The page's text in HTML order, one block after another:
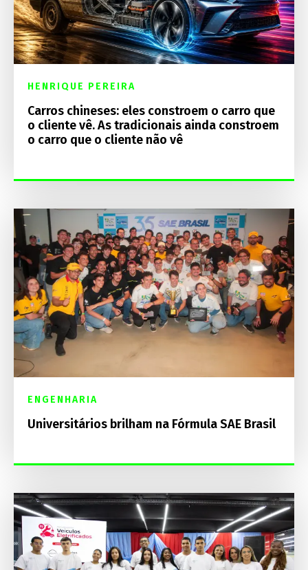
HENRIQUE PEREIRA
Carros chineses: eles constroem o carro que
o cliente vê. As tradicionais ainda constroem
o carro que o cliente não vê
ENGENHARIA
Universitários brilham na Fórmula SAE Brasil